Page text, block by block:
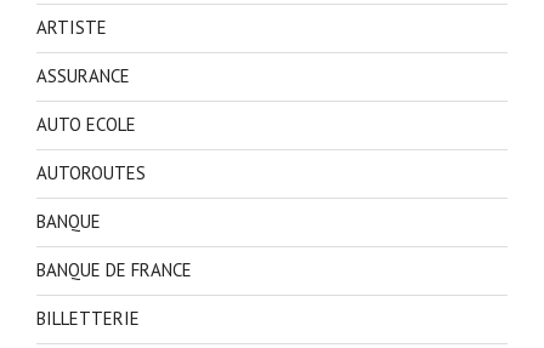
ARTISTE
ASSURANCE
AUTO ECOLE
AUTOROUTES
BANQUE
BANQUE DE FRANCE
BILLETTERIE